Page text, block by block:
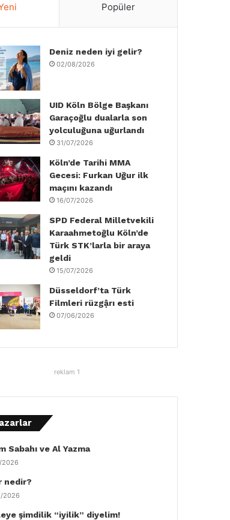
e
b
o
o
t
e
r
e
d
n
u
b
t
a
g
a
m
o
k
Popüler
Deniz neden iyi gelir?
02/08/2026
UID Köln Bölge Başkanı
Garaçoğlu dualarla son
yolculuğuna uğurlandı
31/07/2026
Köln’de Tarihi MMA
Gecesi: Furkan Uğur ilk
maçını kazandı
16/07/2026
SPD Federal Milletvekili
Karaahmetoğlu Köln’de
Türk STK’larla bir araya
geldi
15/07/2026
Düsseldorf’ta Türk
Filmleri rüzgậrı esti
07/06/2026
reklam 1
Sabahı ve Al Yazma
2026
nedir?
2026
şimdilik “iyilik” diyelim!